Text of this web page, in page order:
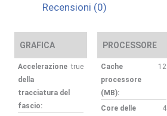
Recensioni (0)
GRAFICA
Accelerazione
della
tracciatura del
fascio:
true
PROCESSORE
Cache
processore
(MB):
12
Core delle
4